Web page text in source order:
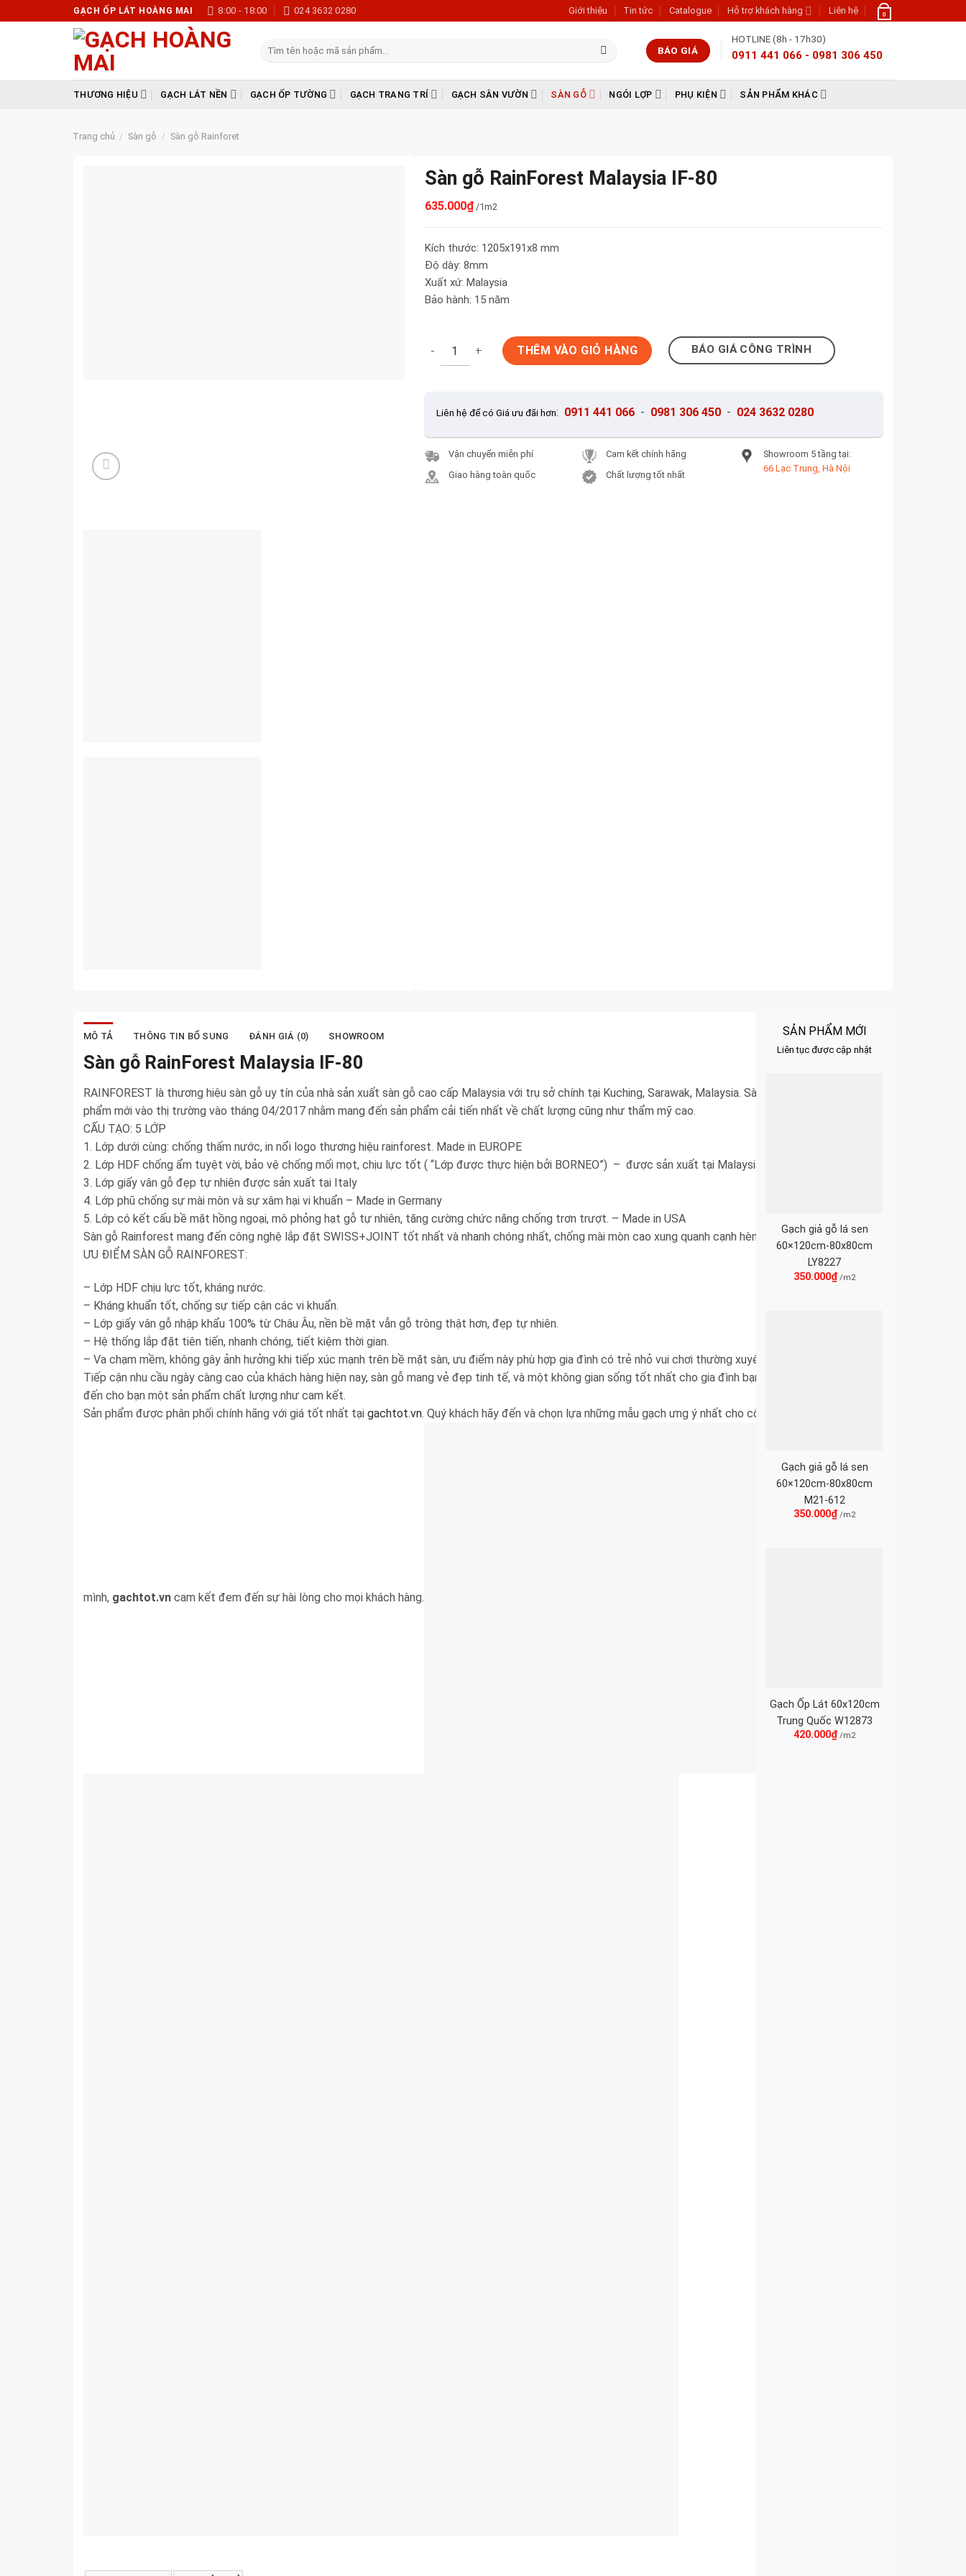
to
GẠCH ỐP LÁT HOÀNG MAI 8:00 - 18:00 024 3632 0280 Giới thiệu Tin tức Catalogue Hỗ trợ khách hàng Liên hệ 0
Tìm
BÁO GIÁ
HOTLINE (8h - 17h30)
0911 441 066 - 0981 306 450
THƯƠNG HIỆU GẠCH LÁT NỀN GẠCH ỐP TƯỜNG GẠCH TRANG TRÍ GẠCH SÂN VƯỜN SÀN GỖ NGÓI LỢP PHỤ KIỆN SẢN PHẨM KHÁC
Trang chủ / Sàn gỗ / Sàn gỗ Rainforet
Sàn gỗ RainForest Malaysia IF-80
635.000₫ /1m2
Kích thước: 1205x191x8 mm
Độ dày: 8mm
Xuất xứ: Malaysia
Bảo hành: 15 năm
Sàn gỗ RainForest Malaysia IF-80 số lượng
THÊM VÀO GIỎ HÀNG BÁO GIÁ CÔNG TRÌNH
Liên hệ để có Giá ưu đãi hơn: 0911 441 066 - 0981 306 450 - 024 3632 0280
Vận chuyển miễn phí
Giao hàng toàn quốc
Cam kết chính hãng
Chất lượng tốt nhất
Showroom 5 tầng tại:
66 Lạc Trung, Hà Nội
MÔ TẢ THÔNG TIN BỔ SUNG ĐÁNH GIÁ (0) SHOWROOM
Sàn gỗ RainForest Malaysia IF-80
RAINFOREST là thương hiệu sàn gỗ uy tín của nhà sản xuất sàn gỗ cao cấp Malaysia với trụ sở chính tại Kuching, Sarawak, Malaysia. Sàn gỗ Rainforest là một sản
phẩm mới vào thị trường vào tháng 04/2017 nhằm mang đến sản phẩm cải tiến nhất về chất lượng cũng như thẩm mỹ cao.
CẤU TẠO: 5 LỚP
1. Lớp dưới cùng: chống thấm nước, in nổi logo thương hiệu rainforest. Made in EUROPE
2. Lớp HDF chống ẩm tuyệt vời, bảo vệ chống mối mọt, chịu lực tốt ( “Lớp được thực hiện bởi BORNEO”) – được sản xuất tại Malaysia
3. Lớp giấy vân gỗ đẹp tự nhiên được sản xuất tại Italy
4. Lớp phũ chống sự mài mòn và sự xâm hại vi khuẩn – Made in Germany
5. Lớp có kết cấu bề mặt hồng ngoại, mô phỏng hạt gỗ tự nhiên, tăng cường chức năng chống trơn trượt. – Made in USA
Sàn gỗ Rainforest mang đến công nghệ lắp đặt SWISS+JOINT tốt nhất và nhanh chóng nhất, chống mài mòn cao xung quanh cạnh hèm kết nối.
ƯU ĐIỂM SÀN GỖ RAINFOREST:
– Lớp HDF chịu lực tốt, kháng nước.
– Kháng khuẩn tốt, chống sự tiếp cận các vi khuẩn.
– Lớp giấy vân gỗ nhập khẩu 100% từ Châu Âu, nền bề mặt vẫn gỗ trông thật hơn, đẹp tự nhiên.
– Hệ thống lắp đặt tiên tiến, nhanh chóng, tiết kiệm thời gian.
– Va chạm mềm, không gây ảnh hưởng khi tiếp xúc mạnh trên bề mặt sàn, ưu điểm này phù hợp gia đình có trẻ nhỏ vui chơi thường xuyên trên sàn nhà.
Tiếp cận nhu cầu ngày càng cao của khách hàng hiện nay, sàn gỗ mang vẻ đẹp tinh tế, và một không gian sống tốt nhất cho gia đình bạn. Rainforest tin rằng mang
đến cho bạn một sản phẩm chất lượng như cam kết.
Sản phẩm được phân phối chính hãng với giá tốt nhất tại gachtot.vn. Quý khách hãy đến và chọn lựa những mẫu gạch ưng ý nhất cho công trình của
mình, gachtot.vn cam kết đem đến sự hài lòng cho mọi khách hàng.
SẢN PHẨM MỚI
Liên tục được cập nhật
Gạch giả gỗ lá sen
60×120cm-80x80cm
LY8227
350.000₫/m2
Gạch giả gỗ lá sen
60×120cm-80x80cm
M21-612
350.000₫ /m2
Gạch Ốp Lát 60x120cm
Trung Quốc W12873
420.000₫ /m2